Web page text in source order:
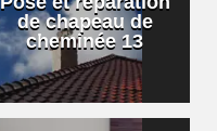
de chapeau de
cheminée 13